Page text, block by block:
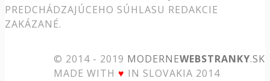
PREDCHÁDZAJÚCEHO SÚHLASU REDAKCIE
ZAKÁZANÉ.
© 2014 - 2019 MODERNEWEBSTRANKY.SK
MADE WITH ♥ IN SLOVAKIA 2014